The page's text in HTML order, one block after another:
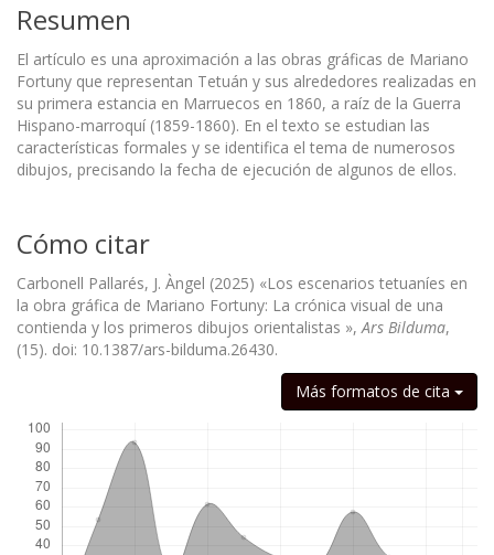
Resumen
El artículo es una aproximación a las obras gráficas de Mariano
Fortuny que representan Tetuán y sus alrededores realizadas en
su primera estancia en Marruecos en 1860, a raíz de la Guerra
Hispano-marroquí (1859-1860). En el texto se estudian las
características formales y se identifica el tema de numerosos
dibujos, precisando la fecha de ejecución de algunos de ellos.
Cómo citar
Carbonell Pallarés, J. Àngel (2025) «Los escenarios tetuaníes en
la obra gráfica de Mariano Fortuny: La crónica visual de una
contienda y los primeros dibujos orientalistas »,Ars Bilduma,
(15). doi: 10.1387/ars-bilduma.26430.
Más formatos de cita